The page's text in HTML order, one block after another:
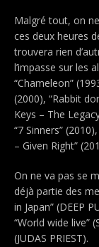
Malgré tout, on
ces deux heures
trouvera rien
l’impasse sur les
“Chameleon”
(2000), “Rabbit
Keys – The
“7 Sinners”
– Given Right”
On ne va pas se
déjà partie des
in Japan” (DEEP
“World wide live”
(JUDAS PRIEST).